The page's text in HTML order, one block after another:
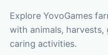
Explore YovoGames
with animals, harvests,
caring activities.